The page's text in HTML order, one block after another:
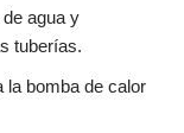
agua y
tuberías.
la bomba de calor